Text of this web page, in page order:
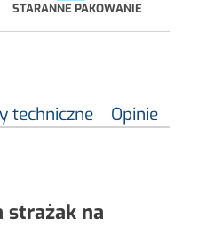
STARANNE PAKOWANIE
techniczne Opinie
strażak na